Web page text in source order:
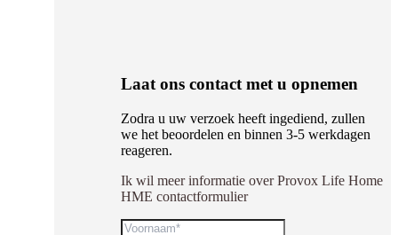
Laat ons contact met u opnemen
Zodra u uw verzoek heeft ingediend, zullen
we het beoordelen en binnen 3-5 werkdagen
reageren.
Ik wil meer informatie over Provox Life Home
HME contactformulier